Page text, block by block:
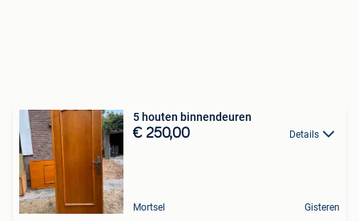
5 houten binnendeuren
€ 250,00 Details
Mortsel Gisteren